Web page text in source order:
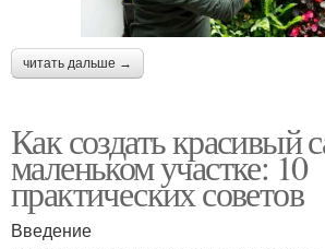
читать дальше →
Как создать красивый
маленьком участке: 10
практических советов
Введение